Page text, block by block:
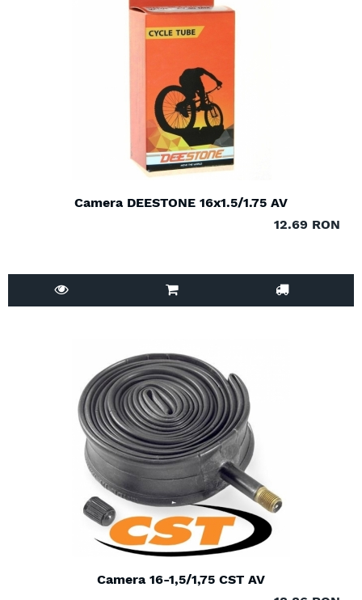
Camera DEESTONE 16x1.5/1.75 AV
12.69 RON
Camera 16-1,5/1,75 CST AV